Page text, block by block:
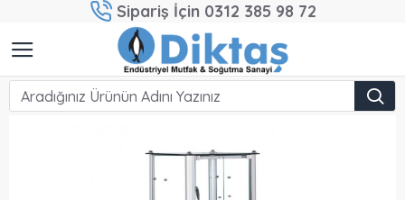
Sipariş İçin 0312 385 98 72